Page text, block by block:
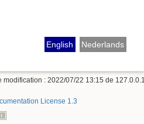
English Nederlands
modification : 2022/07/22 13:15 de 127.0.0.1
License 1.3